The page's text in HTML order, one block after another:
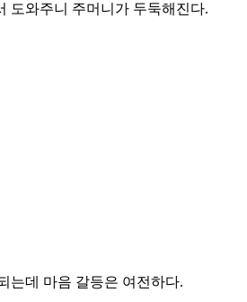
도와주니 주머니가 두둑해진다.
는데 마음 갈등은 여전하다.